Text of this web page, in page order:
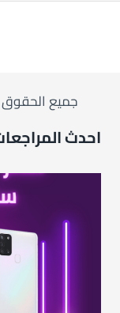
جميع الحقوق محفوظة,
احدث